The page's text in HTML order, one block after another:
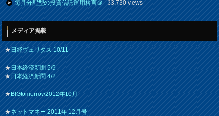
毎月分配型の投資信託運用格言＠- 33,730 views
メディア掲載
★日経ヴェリタス 10/11
★日本経済新聞 5/9
★日本経済新聞 4/2
★BIGtomorrow2012年10月
★ネットマネー 2011年 12月号